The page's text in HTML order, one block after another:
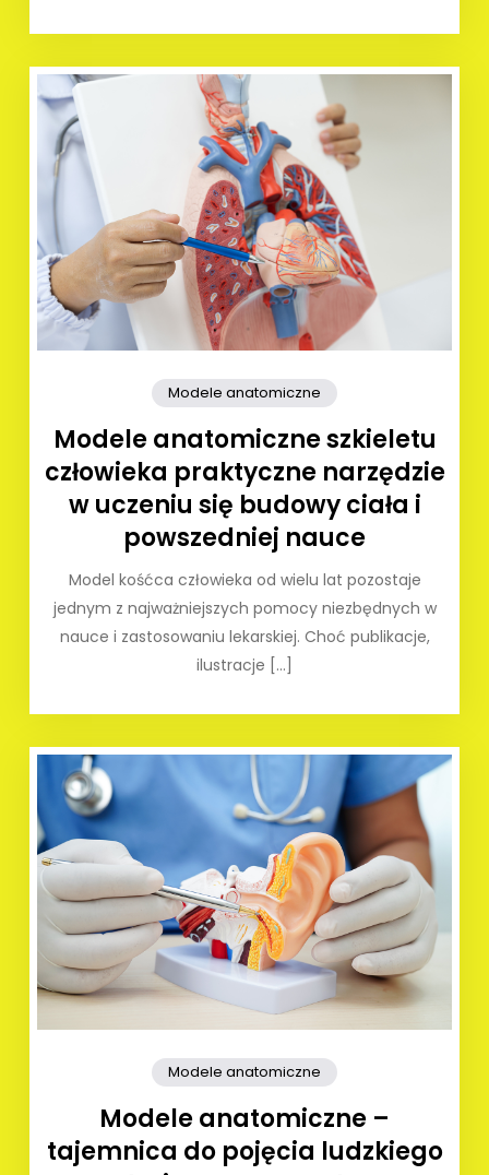
Modele anatomiczne
Modele anatomiczne szkieletu
człowieka praktyczne narzędzie
w uczeniu się budowy ciała i
powszedniej nauce
Model kośćca człowieka od wielu lat pozostaje
jednym z najważniejszych pomocy niezbędnych w
nauce i zastosowaniu lekarskiej. Choć publikacje,
ilustracje […]
Modele anatomiczne
Modele anatomiczne –
tajemnica do pojęcia ludzkiego